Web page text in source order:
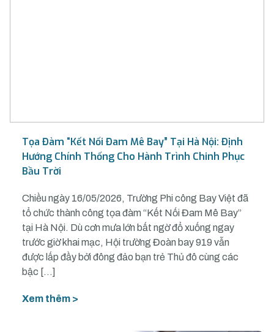
Tọa Đàm “Kết Nối Đam Mê Bay” Tại Hà Nội: Định
Hướng Chính Thống Cho Hành Trình Chinh Phục
Bầu Trời
Chiều ngày 16/05/2026, Trường Phi công Bay Việt đã
tổ chức thành công tọa đàm “Kết Nối Đam Mê Bay”
tại Hà Nội. Dù cơn mưa lớn bất ngờ đổ xuống ngay
trước giờ khai mạc, Hội trường Đoàn bay 919 vẫn
được lấp đầy bởi đông đảo bạn trẻ Thủ đô cùng các
bậc […]
Xem thêm >